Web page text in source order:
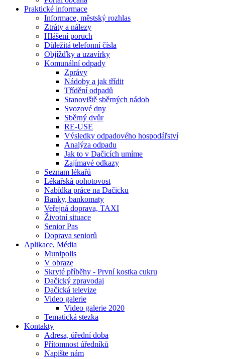
Praktické informace
Informace, městský rozhlas
Ztráty a nálezy
Hlášení poruch
Důležitá telefonní čísla
Objížďky a uzavírky
Komunální odpady
Zprávy
Nádoby a jak třídit
Třídění odpadů
Stanoviště sběrných nádob
Svozové dny
Sběrný dvůr
RE-USE
Výsledky odpadového hospodářství
Analýza odpadu
Jak to v Dačicích umíme
Zajímavé odkazy
Seznam lékařů
Lékařská pohotovost
Nabídka práce na Dačicku
Banky, bankomaty
Veřejná doprava, TAXI
Životní situace
Senior Pas
Doprava seniorů
Aplikace, Média
Munipolis
V obraze
Skryté příběhy - První kostka cukru
Dačický zpravodaj
Dačická televize
Video galerie
Video galerie 2020
Tematická stezka
Kontakty
Adresa, úřední doba
Přítomnost úředníků
Napište nám